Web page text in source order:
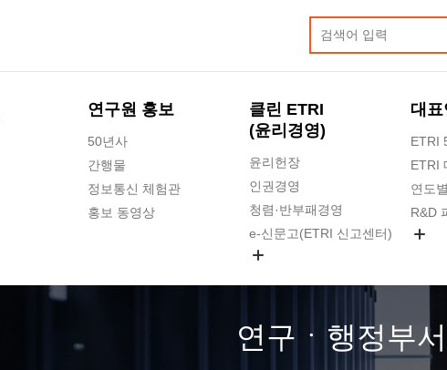
연구원 홍보
50년사
간행물
정보통신 체험관
홍보 동영상
클린 ETRI
(윤리경영)
윤리헌장
인권경영
청렴·반부패경영
e-신문고(ETRI 신고센터)
고객의소리
수의계약 현황
대
ETRI
ETRI
연도
R&D
연구ㆍ행정부서